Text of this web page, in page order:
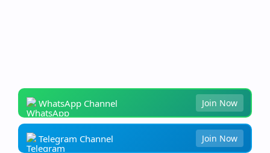
WhatsApp Channel Join Now
Telegram Channel Join Now